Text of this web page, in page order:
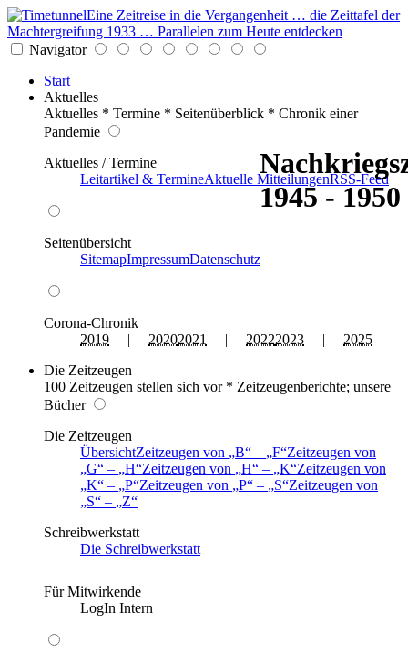
Eine Zeitreise in die Vergangenheit … die Zeittafel der
Machtergreifung 1933 … Parallelen zum Heute entdecken
Navigator
Start
Aktuelles
Aktuelles * Termine * Seitenüberblick * Chronik einer
Pandemie
Aktuelles / Termine
Leitartikel & TermineAktuelle MitteilungenRSS-Feed
Seitenübersicht
SitemapImpressumDatenschutz
Corona-Chronik
2019 | 20202021 | 20222023 | 2025
Die Zeitzeugen
100 Zeitzeugen stellen sich vor * Zeitzeugenberichte; unsere
Bücher
Die Zeitzeugen
ÜbersichtZeitzeugen von B – F Zeitzeugen von
G
– H Zeitzeugen von H – K Zeitzeugen von
K
– P Zeitzeugen von P – S Zeitzeugen von
S
–
Z
Schreibwerkstatt
Die Schreibwerkstatt
Für Mitwirkende
LogIn Intern
1945 - 1950